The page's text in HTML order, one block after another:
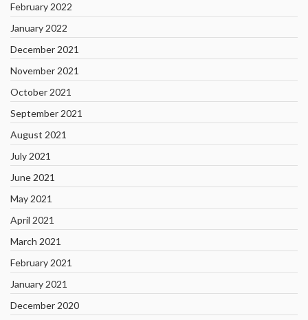
February 2022
January 2022
December 2021
November 2021
October 2021
September 2021
August 2021
July 2021
June 2021
May 2021
April 2021
March 2021
February 2021
January 2021
December 2020